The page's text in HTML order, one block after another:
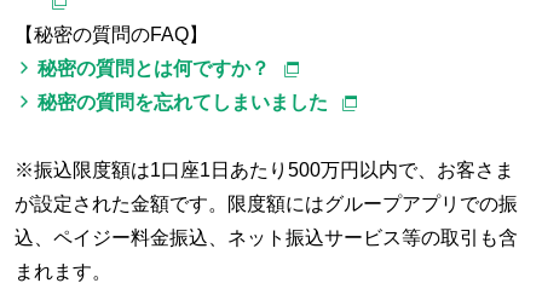
【秘密の質問のFAQ】
秘密の質問とは何ですか？
秘密の質問を忘れてしまいました
※振込限度額は1口座1日あたり500万円以内で、お客さま
が設定された金額です。限度額にはグループアプリでの振
込、ペイジー料金振込、ネット振込サービス等の取引も含
まれます。